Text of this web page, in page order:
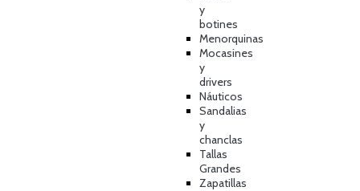
y
botines
Menorquinas
Mocasines
y
drivers
Náuticos
Sandalias
y
chanclas
Tallas
Grandes
Zapatillas